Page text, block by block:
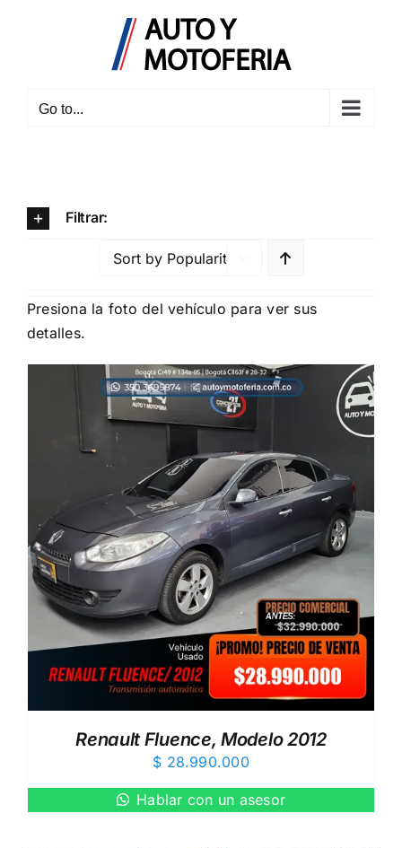
Go to...
Filtrar:
Presiona la foto del vehículo para ver sus
detalles.
Renault Fluence, Modelo 2012
$ 28.990.000
Hablar con un asesor